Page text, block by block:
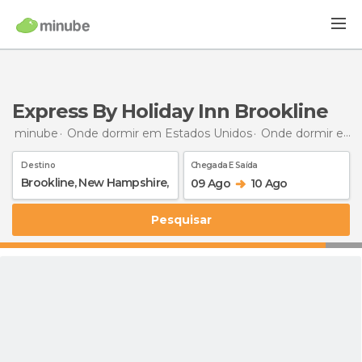
Express By Holiday Inn Brookline
minube Onde dormir em Estados Unidos Onde dormir em Nova Hampshire
Destino Chegada E Saída
09 Ago 10 Ago
Pesquisar